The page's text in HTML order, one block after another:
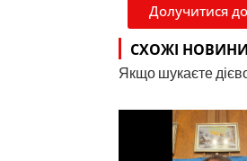
Долучитися
СХОЖІ НОВИНИ
Якщо шукаєте